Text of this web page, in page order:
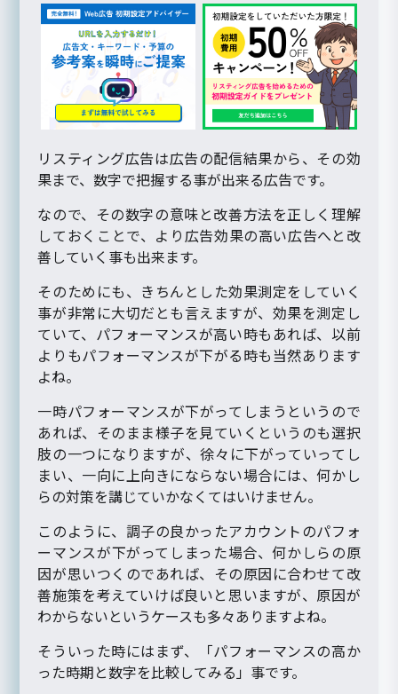
リスティング広告は広告の配信結果から、その効
果まで、数字で把握する事が出来る広告です。
なので、その数字の意味と改善方法を正しく理解
しておくことで、より広告効果の高い広告へと改
善していく事も出来ます。
そのためにも、きちんとした効果測定をしていく
事が非常に大切だとも言えますが、効果を測定し
ていて、パフォーマンスが高い時もあれば、以前
よりもパフォーマンスが下がる時も当然あります
よね。
一時パフォーマンスが下がってしまうというので
あれば、そのまま様子を見ていくというのも選択
肢の一つになりますが、徐々に下がっていってし
まい、一向に上向きにならない場合には、何かし
らの対策を講じていかなくてはいけません。
このように、調子の良かったアカウントのパフォ
ーマンスが下がってしまった場合、何かしらの原
因が思いつくのであれば、その原因に合わせて改
善施策を考えていけば良いと思いますが、原因が
わからないというケースも多々ありますよね。
そういった時にはまず、「パフォーマンスの高か
った時期と数字を比較してみる」事です。